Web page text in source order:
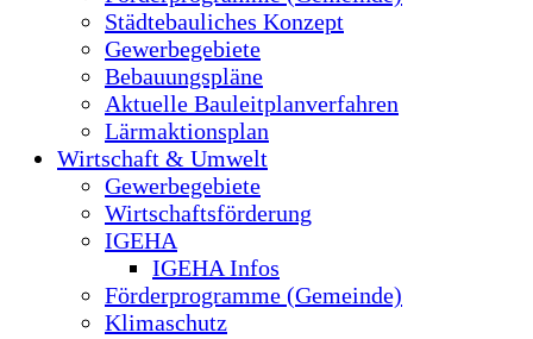
Städtebauliches Konzept
Gewerbegebiete
Bebauungspläne
Aktuelle Bauleitplanverfahren
Lärmaktionsplan
Wirtschaft & Umwelt
Gewerbegebiete
Wirtschaftsförderung
IGEHA
IGEHA Infos
Förderprogramme (Gemeinde)
Klimaschutz